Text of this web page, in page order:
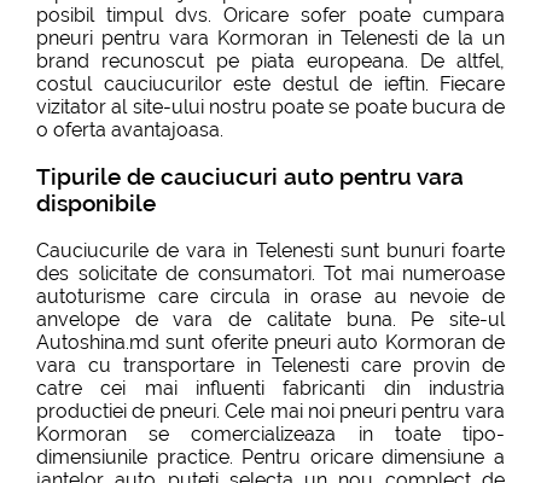
posibil timpul dvs. Oricare sofer poate cumpara
pneuri pentru vara Kormoran in Telenesti de la un
brand recunoscut pe piata europeana. De altfel,
costul cauciucurilor este destul de ieftin. Fiecare
vizitator al site-ului nostru poate se poate bucura de
o oferta avantajoasa.
Tipurile de cauciucuri auto pentru vara
disponibile
Cauciucurile de vara in Telenesti sunt bunuri foarte
des solicitate de consumatori. Tot mai numeroase
autoturisme care circula in orase au nevoie de
anvelope de vara de calitate buna. Pe site-ul
Autoshina.md sunt oferite pneuri auto Kormoran de
vara cu transportare in Telenesti care provin de
catre cei mai influenti fabricanti din industria
productiei de pneuri. Cele mai noi pneuri pentru vara
Kormoran se comercializeaza in toate tipo-
dimensiunile practice. Pentru oricare dimensiune a